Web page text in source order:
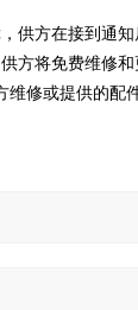
供方在接到通
方将免费维修
修或提供的配